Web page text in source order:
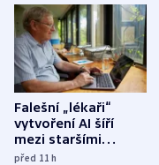
Falešní „lékaři“
vytvoření AI šíří
mezi staršími
Poláky nebezpečné
před 11h